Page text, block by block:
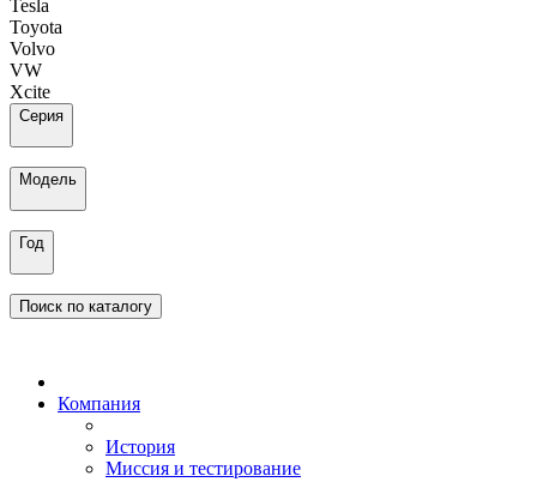
Tesla
Toyota
Volvo
VW
Xcite
Серия
Модель
Год
Поиск по каталогу
Компания
История
Миссия и тестирование